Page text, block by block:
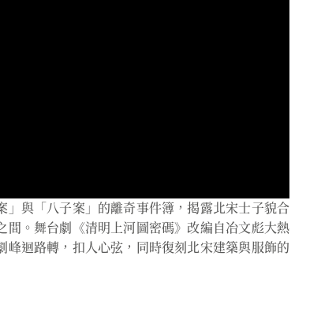
與「八子案」的離奇事件簿，揭露北宋士子貌合
。舞台劇《清明上河圖密碼》改編自冶文彪大熱
迴路轉，扣人心弦，同時復刻北宋建築與服飾的